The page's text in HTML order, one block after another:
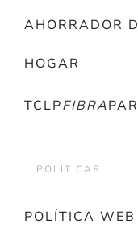
AHORRADOR
HOGAR
TCLPFIBRA
POLÍTICAS
POLÍTICA